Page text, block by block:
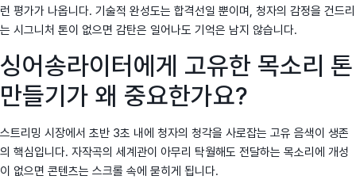
런 평가가 나옵니다. 기술적 완성도는 합격선일 뿐이며, 청자의 감정을 건드리
는 시그니처 톤이 없으면 감탄은 일어나도 기억은 남지 않습니다.
싱어송라이터에게 고유한 목소리 톤
만들기가 왜 중요한가요?
스트리밍 시장에서 초반 3초 내에 청자의 청각을 사로잡는 고유 음색이 생존
의 핵심입니다. 자작곡의 세계관이 아무리 탁월해도 전달하는 목소리에 개성
이 없으면 콘텐츠는 스크롤 속에 묻히게 됩니다.